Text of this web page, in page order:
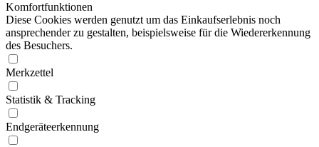
Komfortfunktionen
Diese Cookies werden genutzt um das Einkaufserlebnis noch
ansprechender zu gestalten, beispielsweise für die Wiedererkennung
des Besuchers.
Merkzettel
Statistik & Tracking
Endgeräteerkennung